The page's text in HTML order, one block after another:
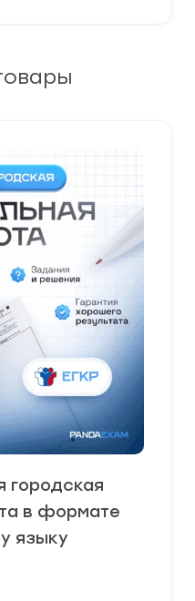
городская
в формате
языку